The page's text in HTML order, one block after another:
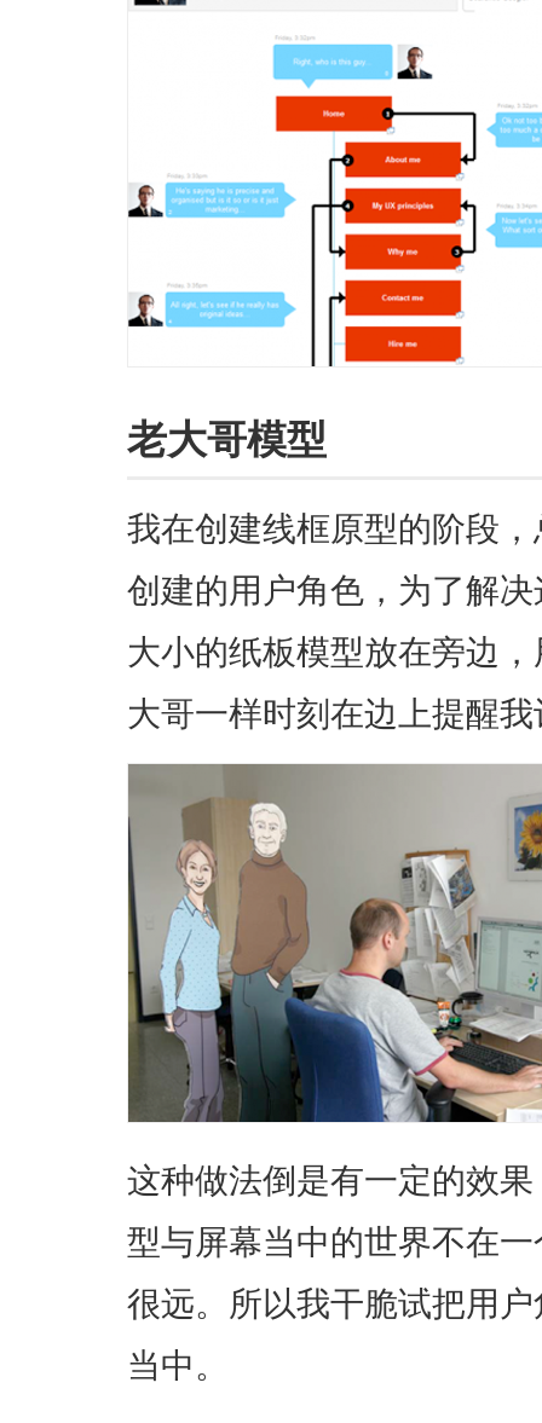
老大哥模型
我在创建线框原型的阶段
创建的用户角色，为了解
大小的纸板模型放在旁边
大哥一样时刻在边上提醒
这种做法倒是有一定的效
型与屏幕当中的世界不在
很远。所以我干脆试把用
当中。